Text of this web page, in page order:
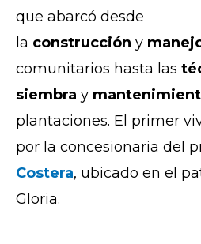
que abarcó desde
la construcción y
comunitarios hasta las
siembra y
plantaciones. El primer
por la concesionaria del
Costera, ubicado en el
Gloria.